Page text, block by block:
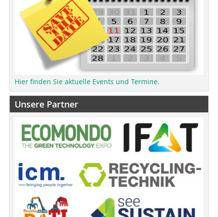
Hier finden Sie aktuelle Events und Termine.
Unsere Partner